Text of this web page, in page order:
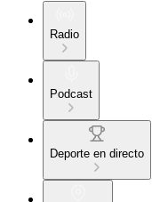
Radio
Podcast
Deporte en directo